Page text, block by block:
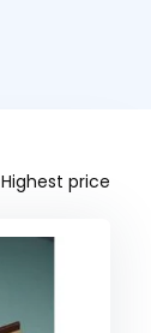
Highest price